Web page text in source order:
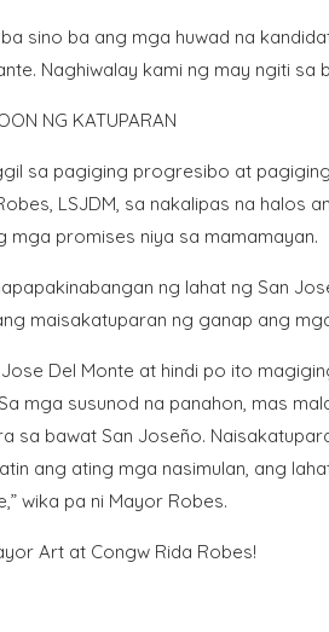
sino ba ang mga huwad na
Naghiwalay kami ng may ngiti sa
NG KATUPARAN
sa pagiging progresibo at
LSJDM, sa nakalipas na halos
promises niya sa mamamayan.
ng lahat ng San
maisakatuparan ng ganap ang
Del Monte at hindi po ito
mga susunod na panahon, mas
sa bawat San Joseño.
ang ating mga nasimulan, ang
wika pa ni Mayor Robes.
Art at Congw Rida Robes!